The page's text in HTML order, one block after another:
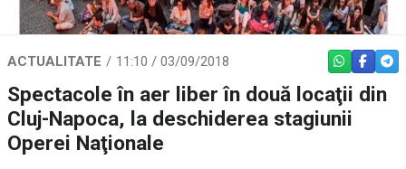
ACTUALITATE 11:10 / 03/09/2018 WHATSAPP
Spectacole în aer liber în două locaţii din
Cluj-Napoca, la deschiderea stagiunii
Operei Naţionale